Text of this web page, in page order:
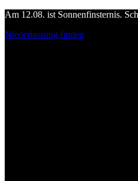
Am 12.08. ist Sonnenfinsternis.
Niederlassung finden